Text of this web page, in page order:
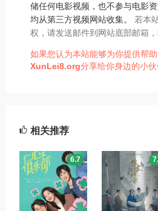
储任何电影视频，也不参与电影
均从第三方视频网站收集。 若本
权，请发送邮件到网站底部邮箱
如果您认为本站能够为你提供帮
XunLei8.org分享给你身边的小
相关推荐
6.7